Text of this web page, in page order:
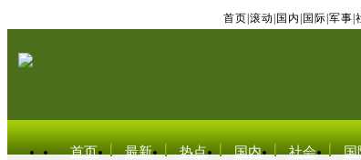
首页 滚动 国内 国际 军事
首页 最新 热点 国内 社会 国